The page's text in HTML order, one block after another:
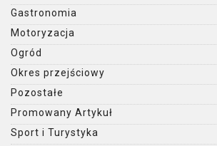
Gastronomia
Motoryzacja
Ogród
Okres przejściowy
Pozostałe
Promowany Artykuł
Sport i Turystyka